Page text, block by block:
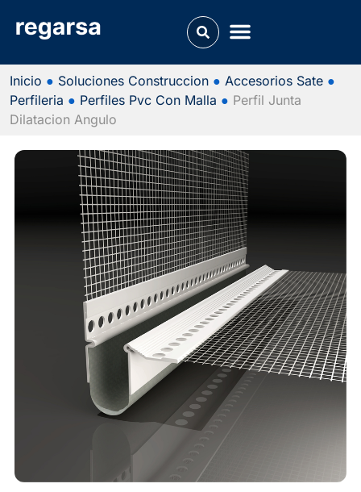
Inicio ● Soluciones Construccion ● Accesorios Sate ●
Perfileria ● Perfiles Pvc Con Malla ● Perfil Junta
Dilatacion Angulo